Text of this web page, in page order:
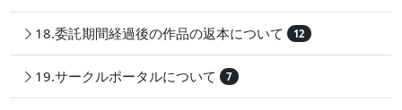
18.委託期間経過後の作品の返本について 12
19.サークルポータルについて 7